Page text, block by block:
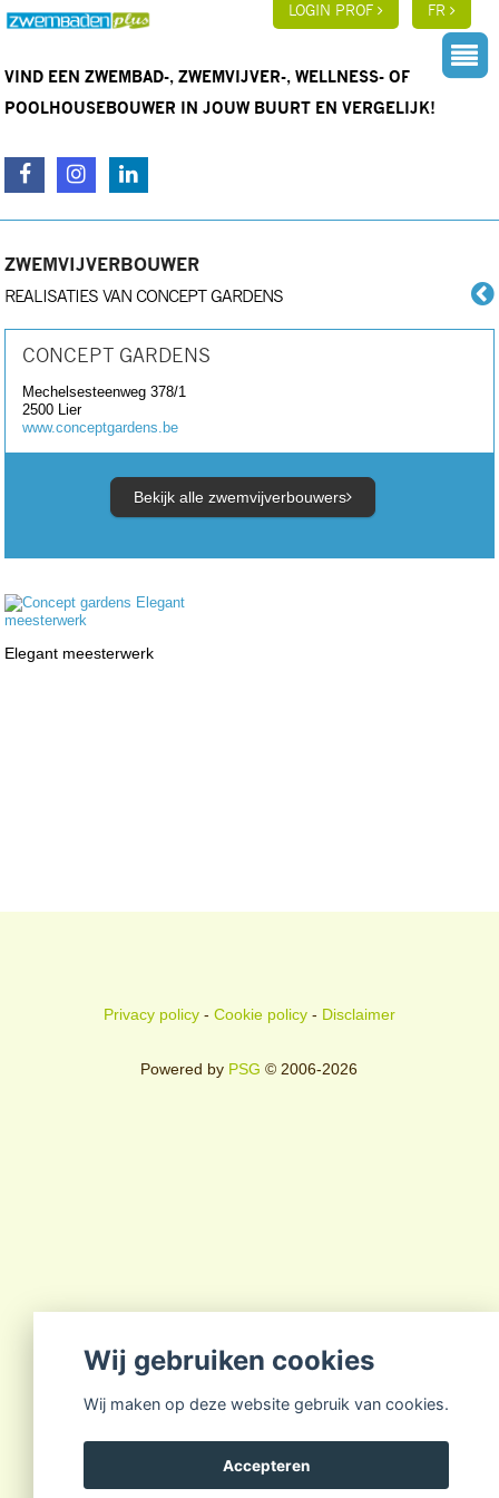
LOGIN PROF FR
VIND EEN ZWEMBAD-, ZWEMVIJVER-, WELLNESS- OF
POOLHOUSEBOUWER IN JOUW BUURT EN VERGELIJK!
ZWEMVIJVERBOUWER
REALISATIES VAN CONCEPT GARDENS
CONCEPT GARDENS
Mechelsesteenweg 378/1
2500
Lier
www.conceptgardens.be
Bekijk alle zwemvijverbouwers
Elegant meesterwerk
Privacy policy- Cookie policy- Disclaimer
Powered by PSG © 2006-2026
Wij gebruiken cookies
Wij maken op deze website gebruik van cookies.
Accepteren